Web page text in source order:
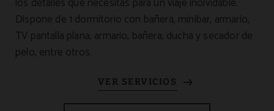
Dispone de 1 dormitorio con bañera, minibar, armario,
TV pantalla plana, armario, bañera, ducha y secador de
pelo, entre otros.